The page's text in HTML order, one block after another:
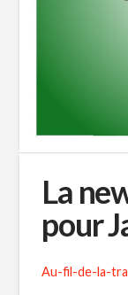
La
pour
Au-fil-de-la-